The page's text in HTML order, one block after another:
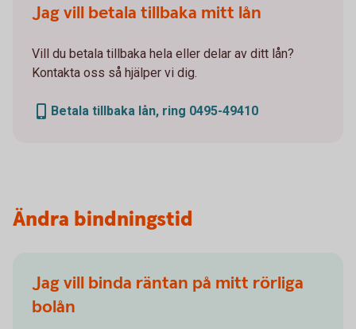
Jag vill betala tillbaka mitt lån
Vill du betala tillbaka hela eller delar av ditt lån?
Kontakta oss så hjälper vi dig.
Betala tillbaka lån, ring 0495-49410
Ändra bindningstid
Jag vill binda räntan på mitt rörliga
bolån